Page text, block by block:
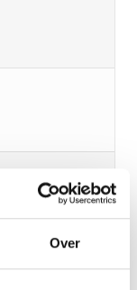
Over